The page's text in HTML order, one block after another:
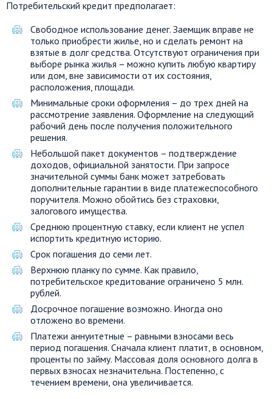
Потребительский кредит предполагает:
Свободное использование денег. Заемщик вправе не
только приобрести жилье, но и сделать ремонт на
взятые в долг средства. Отсутствуют ограничения при
выборе рынка жилья – можно купить любую квартиру
или дом, вне зависимости от их состояния,
расположения, площади.
Минимальные сроки оформления – до трех дней на
рассмотрение заявления. Оформление на следующий
рабочий день после получения положительного
решения.
Небольшой пакет документов – подтверждение
доходов, официальной занятости. При запросе
значительной суммы банк может затребовать
дополнительные гарантии в виде платежеспособного
поручителя. Можно обойтись без страховки,
залогового имущества.
Среднюю процентную ставку, если клиент не успел
испортить кредитную историю.
Срок погашения до семи лет.
Верхнюю планку по сумме. Как правило,
потребительское кредитование ограничено 5 млн.
рублей.
Досрочное погашение возможно. Иногда оно
отложено во времени.
Платежи аннуитетные – равными взносами весь
период погашения. Сначала клиент платит, в основном,
проценты по займу. Массовая доля основного долга в
первых взносах незначительна. Постепенно, с
течением времени, она увеличивается.